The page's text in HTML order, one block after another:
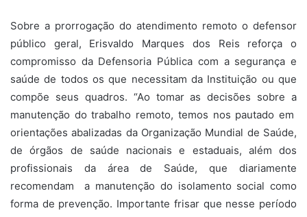
Sobre a prorrogação do atendimento remoto o defensor
público geral, Erisvaldo Marques dos Reis reforça o
compromisso da Defensoria Pública com a segurança e
saúde de todos os que necessitam da Instituição ou que
compõe seus quadros. “Ao tomar as decisões sobre a
manutenção do trabalho remoto, temos nos pautado em
orientações abalizadas da Organização Mundial de Saúde,
de órgãos de saúde nacionais e estaduais, além dos
profissionais da área de Saúde, que diariamente
recomendam a manutenção do isolamento social como
forma de prevenção. Importante frisar que nesse período